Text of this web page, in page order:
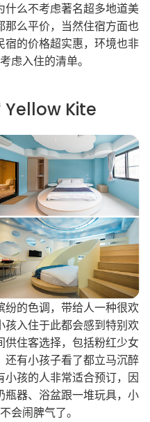
什么不考虑著名超多地道美
么平价，当然住宿方面也
宿的价格超实惠，环境也非
虑入住的清单。
Yellow Kite
的色调，带给人一种很欢
入住于此都会感到特别欢
住客选择，包括粉红少女
有小孩子看了都立马沉醉
孩的人非常适合预订，因
瓶器、浴盆跟一堆玩具，小
会闹脾气了。